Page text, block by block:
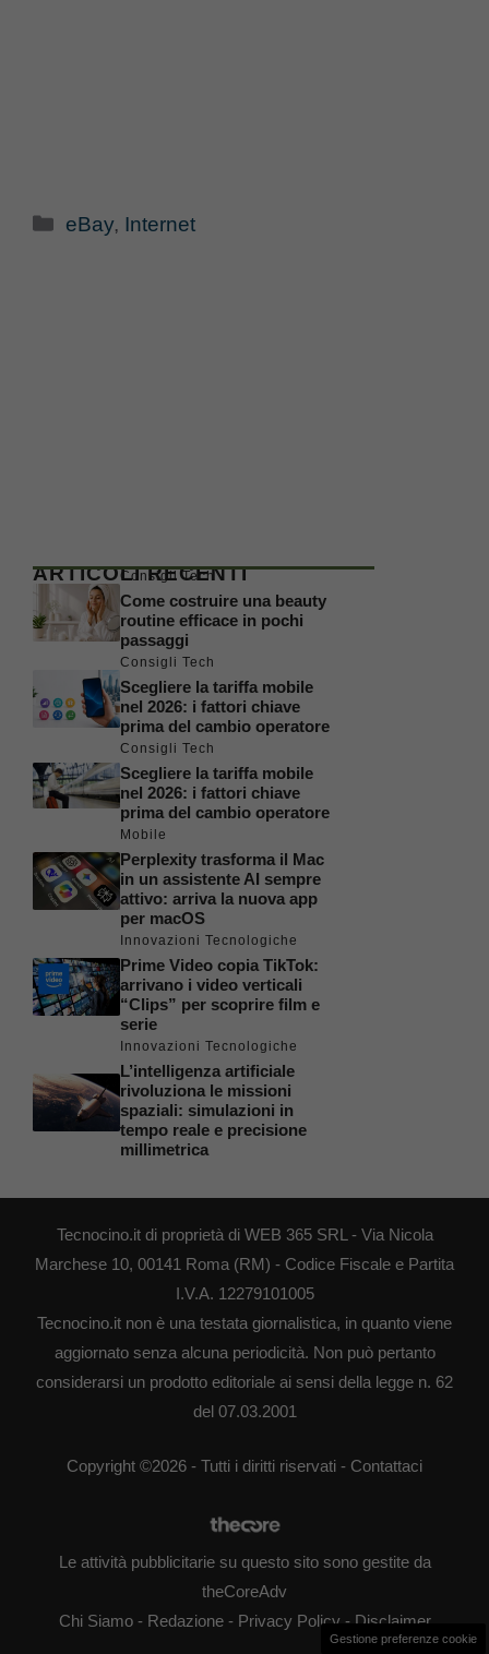
Categorie
eBay, Internet
ARTICOLI RECENTI
Consigli Tech
Come costruire una beauty
routine efficace in pochi
passaggi
Consigli Tech
Scegliere la tariffa mobile
nel 2026: i fattori chiave
prima del cambio operatore
Consigli Tech
Scegliere la tariffa mobile
nel 2026: i fattori chiave
prima del cambio operatore
Mobile
Perplexity trasforma il Mac
in un assistente AI sempre
attivo: arriva la nuova app
per macOS
Innovazioni Tecnologiche
Prime Video copia TikTok:
arrivano i video verticali
“Clips” per scoprire film e
serie
Innovazioni Tecnologiche
L’intelligenza artificiale
rivoluziona le missioni
spaziali: simulazioni in
tempo reale e precisione
millimetrica
Tecnocino.it di proprietà di WEB 365 SRL - Via Nicola
Marchese 10, 00141 Roma (RM) - Codice Fiscale e Partita
I.V.A. 12279101005
Tecnocino.it non è una testata giornalistica, in quanto viene
aggiornato senza alcuna periodicità. Non può pertanto
considerarsi un prodotto editoriale ai sensi della legge n. 62
del 07.03.2001
Copyright ©2026 - Tutti i diritti riservati - Contattaci
Le attività pubblicitarie su questo sito sono gestite da
theCoreAdv
Chi Siamo- Redazione- Privacy Policy- Disclaimer
Gestione preferenze cookie